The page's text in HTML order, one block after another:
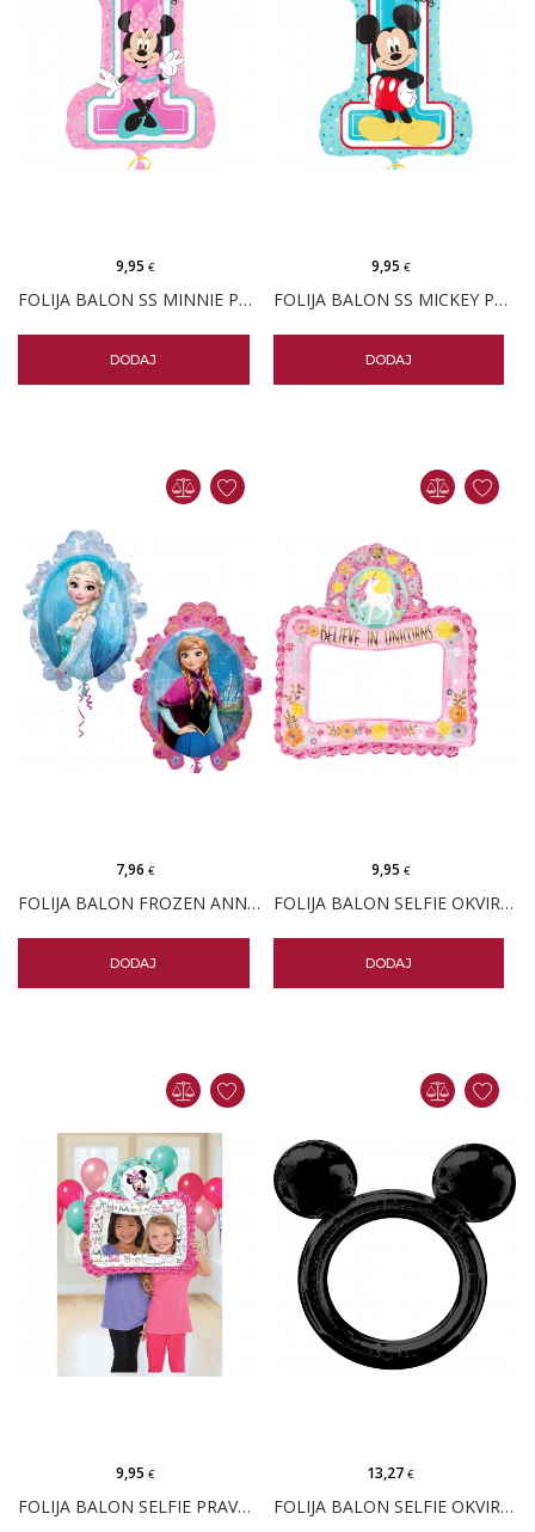
FOLIJA BALON SS MINNIE PRVI ROĐENDAN
9,95€
DODAJ
FOLIJA BALON SS MICKEY PRVI ROĐENDAN
9,95 €
DODAJ
FOLIJA BALON FROZEN ANNA I ELSA STREETTREAT
7,96€
DODAJ
FOLIJA BALON SELFIE OKVIR JEDNOROG
9,95 €
DODAJ
FOLIJA BALON SELFIE PRAVOKUTNI OKVIR MINNIE MOUSE
9,95€
FOLIJA BALON SELFIE OKVIR MICKEY MOUSE
13,27€